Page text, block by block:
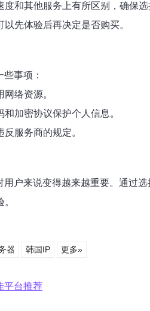
和其他服务上有所区别，确保选
先体验后再决定是否购买。
事项：
络资源。
加密协议保护个人信息。
服务商的规定。
用户来说变得越来越重要。通过
器 韩国IP 更多»
平台推荐